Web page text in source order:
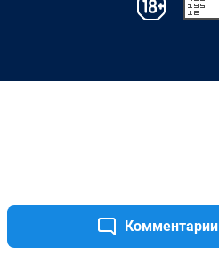
Комментарии